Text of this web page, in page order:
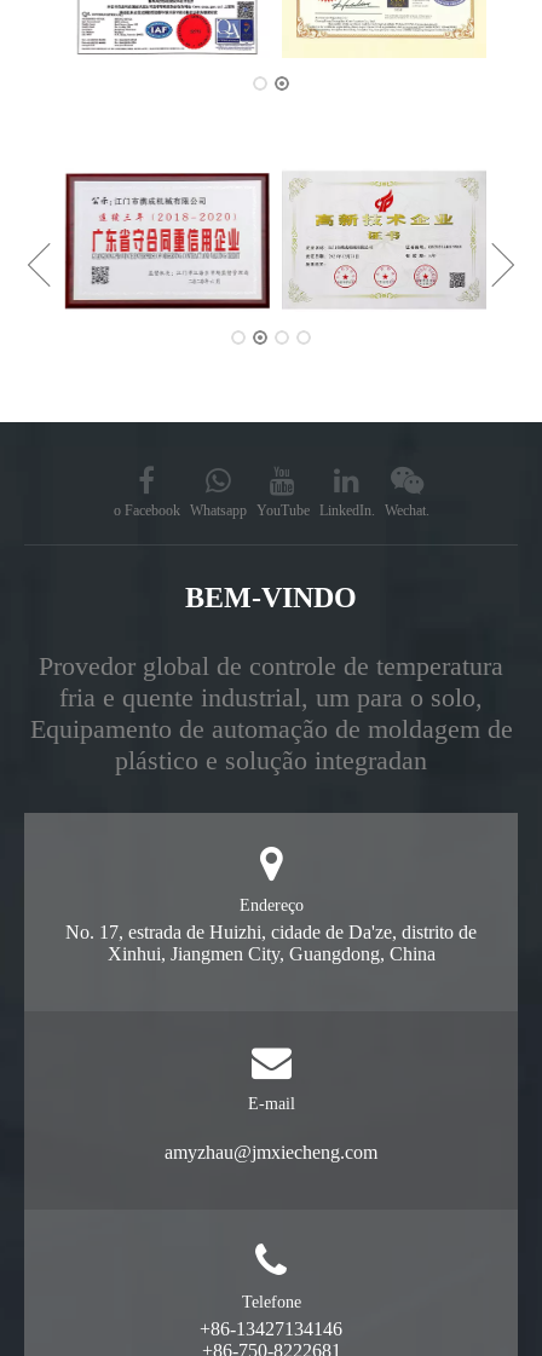
o Facebook Whatsapp YouTube LinkedIn. Wechat.
BEM-VINDO
Provedor global de controle de temperatura
fria e quente industrial, um para o solo,
Equipamento de automação de moldagem de
plástico e solução integradan
Endereço
No. 17, estrada de Huizhi, cidade de Da'ze, distrito de
Xinhui, Jiangmen City, Guangdong, China
E-mail
amyzhau@jmxiecheng.com
Telefone
+86-13427134146
+86-750-8222681